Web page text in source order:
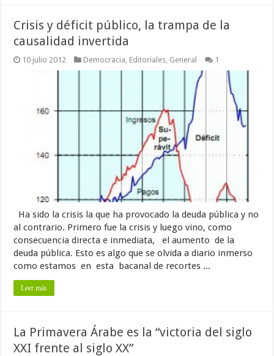
Crisis y déficit público, la trampa de la
causalidad invertida
10 julio 2012 Democracia Editoriales General 1
Ha sido la crisis la que ha provocado la deuda pública y no
al contrario. Primero fue la crisis y luego vino, como
consecuencia directa e inmediata, el aumento de la
deuda pública. Esto es algo que se olvida a diario inmerso
como estamos en esta bacanal de recortes ...
Leer más
La Primavera Árabe es la “victoria del siglo
XXI frente al siglo XX”